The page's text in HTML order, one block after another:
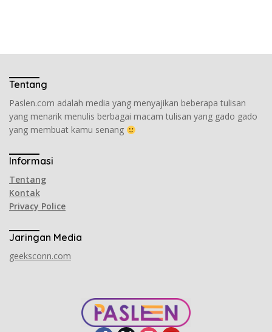
Tentang
Paslen.com adalah media yang menyajikan beberapa tulisan
yang menarik menulis berbagai macam tulisan yang gado gado
yang membuat kamu senang
Informasi
Tentang
Kontak
Privacy Police
Jaringan Media
geeksconn.com